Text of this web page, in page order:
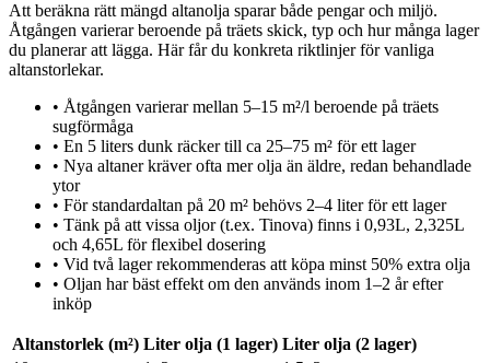
Att beräkna rätt mängd altanolja sparar både pengar och miljö.
Åtgången varierar beroende på träets skick, typ och hur många lager
du planerar att lägga. Här får du konkreta riktlinjer för vanliga
altanstorlekar.
• Åtgången varierar mellan 5–15 m²/l beroende på träets
sugförmåga
• En 5 liters dunk räcker till ca 25–75 m² för ett lager
• Nya altaner kräver ofta mer olja än äldre, redan behandlade
ytor
• För standardaltan på 20 m² behövs 2–4 liter för ett lager
• Tänk på att vissa oljor (t.ex. Tinova) finns i 0,93L, 2,325L
och 4,65L för flexibel dosering
• Vid två lager rekommenderas att köpa minst 50% extra olja
• Oljan har bäst effekt om den används inom 1–2 år efter
inköp
Altanstorlek (m²) Liter olja (1 lager) Liter olja (2 lager)